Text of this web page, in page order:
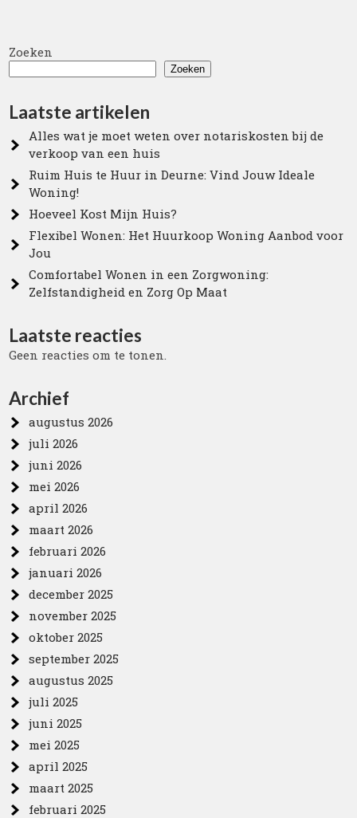
Zoeken
Zoeken
Laatste artikelen
Alles wat je moet weten over notariskosten bij de
verkoop van een huis
Ruim Huis te Huur in Deurne: Vind Jouw Ideale
Woning!
Hoeveel Kost Mijn Huis?
Flexibel Wonen: Het Huurkoop Woning Aanbod voor
Jou
Comfortabel Wonen in een Zorgwoning:
Zelfstandigheid en Zorg Op Maat
Laatste reacties
Geen reacties om te tonen.
Archief
augustus 2026
juli 2026
juni 2026
mei 2026
april 2026
maart 2026
februari 2026
januari 2026
december 2025
november 2025
oktober 2025
september 2025
augustus 2025
juli 2025
juni 2025
mei 2025
april 2025
maart 2025
februari 2025